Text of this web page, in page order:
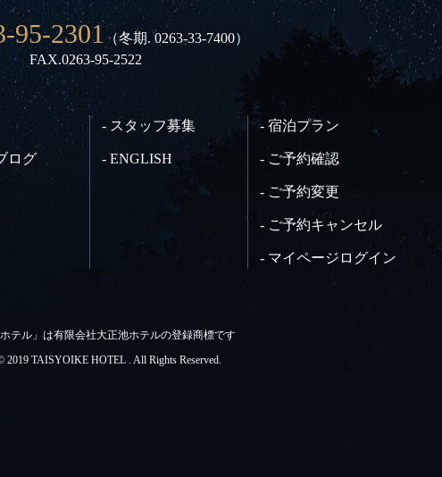
95-2301 （冬期.0263-33-7400）
FAX.0263-95-2522
ログ
- スタッフ募集
- ENGLISH
- 宿泊プラン
- ご予約確認
- ご予約変更
- ご予約キャンセル
- マイページログイン
テル」は有限会社大正池ホテルの登録商標です
2019 TAISYOIKE HOTEL . All Rights Reserved.